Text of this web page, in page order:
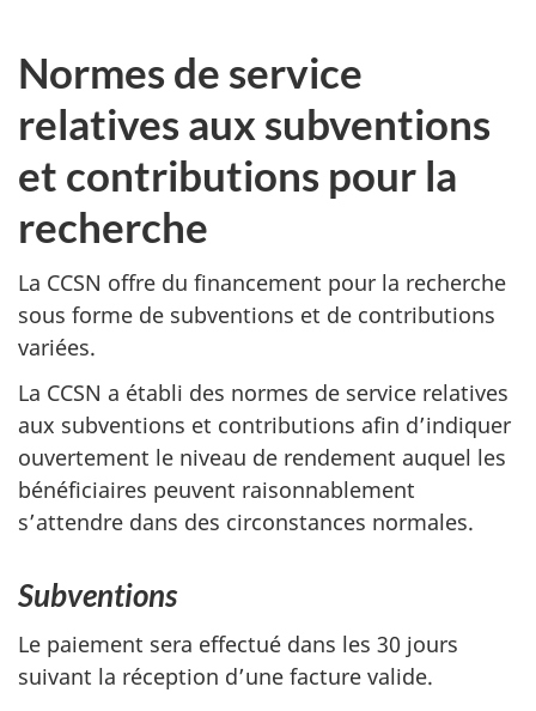
Normes de service
relatives aux subventions
et contributions pour la
recherche
La CCSN offre du financement pour la recherche
sous forme de subventions et de contributions
variées.
La CCSN a établi des normes de service relatives
aux subventions et contributions afin d’indiquer
ouvertement le niveau de rendement auquel les
bénéficiaires peuvent raisonnablement
s’attendre dans des circonstances normales.
Subventions
Le paiement sera effectué dans les 30 jours
suivant la réception d’une facture valide.